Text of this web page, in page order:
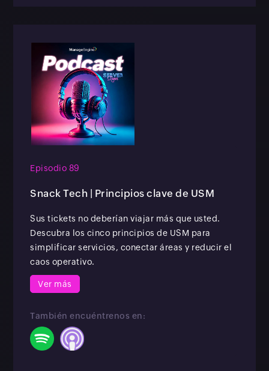
Episodio 89
Snack Tech | Principios clave de USM
Sus tickets no deberían viajar más que usted.
Descubra los cinco principios de USM para
simplificar servicios, conectar áreas y reducir el
caos operativo.
Ver más
También encuéntrenos en: